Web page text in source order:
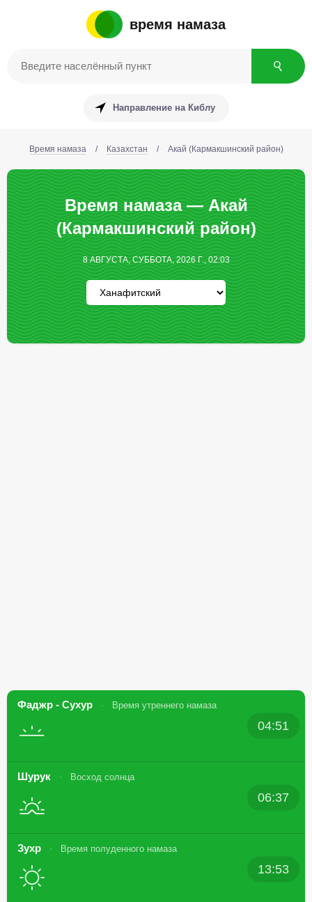
время намаза
Направление на Киблу
Время намаза / Казахстан / Акай (Кармакшинский район)
Время намаза — Акай
(Кармакшинский район)
8 АВГУСТА, СУББОТА, 2026 Г., 02:03
Фаджр - Сухур Время утреннего намаза
04:51
Шурук Восход солнца
06:37
Зухр Время полуденного намаза
13:53